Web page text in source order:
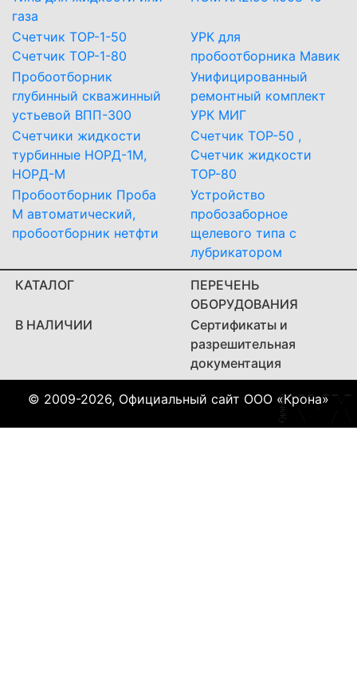
газа
Счетчик ТОР-1-50
Счетчик ТОР-1-80
УРК для
пробоотборника Мавик
Пробоотборник
глубинный скважинный
устьевой ВПП-300
Унифицированный
ремонтный комплект
УРК МИГ
Счетчики жидкости
турбинные НОРД-1М,
НОРД-М
Счетчик ТОР-50 ,
Счетчик жидкости
ТОР-80
Пробоотборник Проба
М автоматический,
пробоотборник нетфти
Устройство
пробозаборное
щелевого типа с
лубрикатором
КАТАЛОГ
ПЕРЕЧЕНЬ
ОБОРУДОВАНИЯ
В НАЛИЧИИ
Сертификаты и
разрешительная
документация
© 2009-2026, Официальный сайт ООО «Крона»